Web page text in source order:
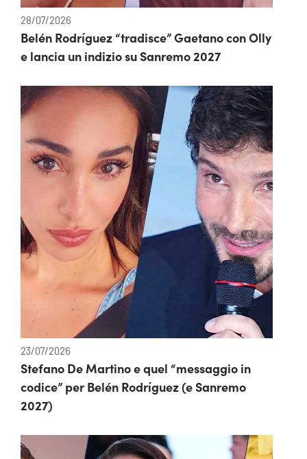
28/07/2026
Belén Rodríguez “tradisce” Gaetano con Olly
e lancia un indizio su Sanremo 2027
23/07/2026
Stefano De Martino e quel “messaggio in
codice” per Belén Rodríguez (e Sanremo
2027)